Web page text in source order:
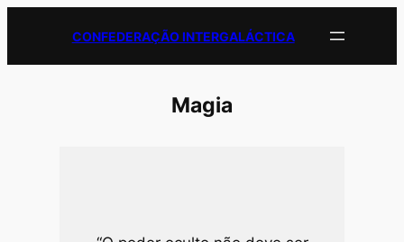
o
CONFEDERAÇÃO INTERGALÁCTICA
Magia